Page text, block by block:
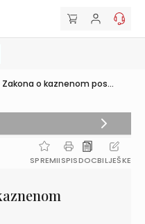
Zakona o kaznenom pos...
SPREMIISPISDOCBILJEŠKE